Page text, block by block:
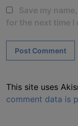
Save my
for the next time I
This site uses
comment data is